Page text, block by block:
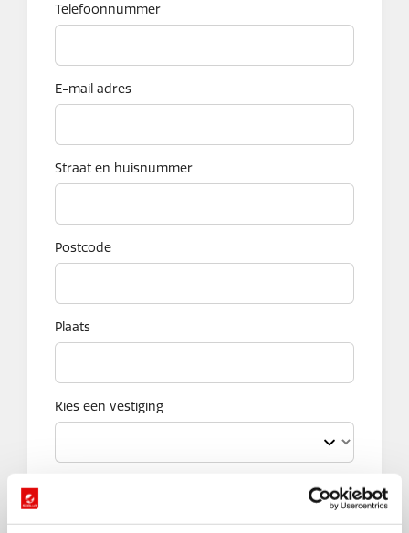
Telefoonnummer
E-mail adres
Straat en huisnummer
Postcode
Plaats
Kies een vestiging